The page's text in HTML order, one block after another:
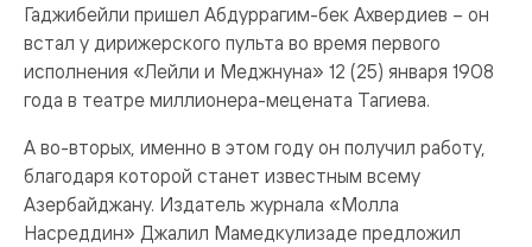
Гаджибейли пришел Абдуррагим-бек Ахвердиев – он
встал у дирижерского пульта во время первого
исполнения «Лейли и Меджнуна» 12 (25) января 1908
года в театре миллионера-мецената Тагиева.
А во-вторых, именно в этом году он получил работу,
благодаря которой станет известным всему
Азербайджану. Издатель журнала «Молла
Насреддин» Джалил Мамедкулизаде предложил